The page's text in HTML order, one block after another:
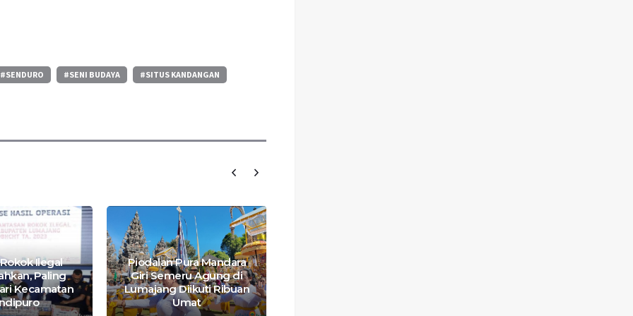
#SENDURO #SENI BUDAYA #SITUS KANDANGAN
Ilegal
Paling
Kecamatan
Piodalan Pura Mandara
Giri Semeru Agung di
Lumajang Diikuti Ribuan
Umat